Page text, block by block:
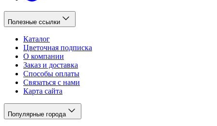
Полезные ссылки
Каталог
Цветочная подписка
О компании
Заказ и доставка
Способы оплаты
Связаться с нами
Карта сайта
Популярные города